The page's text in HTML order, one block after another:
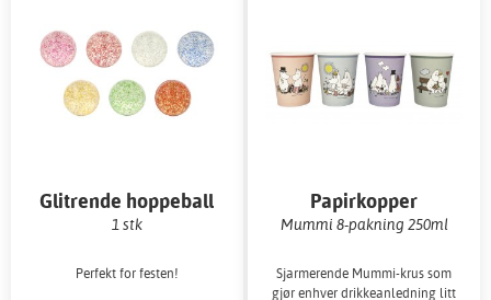
Glitrende hoppeball
1 stk
Perfekt for festen!
Papirkopper
Mummi 8-pakning 250ml
Sjarmerende Mummi-krus som
gjør enhver drikkeanledning litt